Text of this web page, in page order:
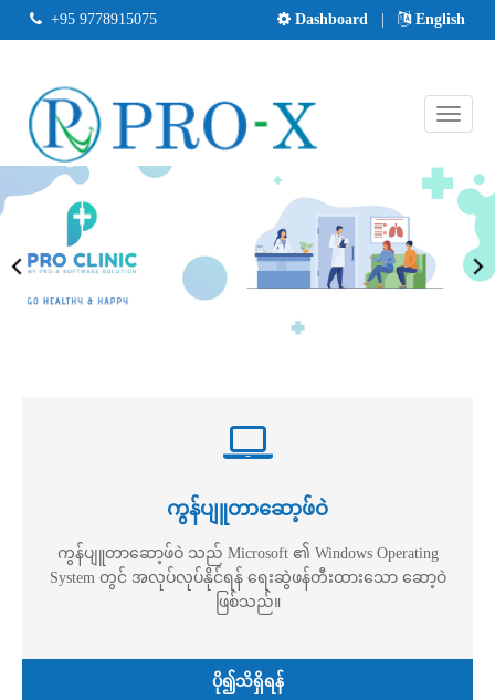
Dashboard English
+95 9778915075
ကွန်ပျူတာဆော့ဖ်ဝဲ
ကွန်ပျူတာဆော့ဖ်ဝဲ သည် Microsoft ၏ Windows Operating
System တွင် အလုပ်လုပ်နိုင်ရန် ရေးဆွဲဖန်တီးထားသော ဆော့ဝဲ
ဖြစ်သည်။
ပို၍သိရှိရန်